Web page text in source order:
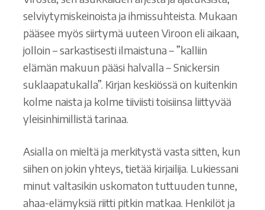
selviytymiskeinoista ja ihmissuhteista. Mukaan
pääsee myös siirtymä uuteen Viroon eli aikaan,
jolloin – sarkastisesti ilmaistuna – ”kalliin
elämän makuun pääsi halvalla – Snickersin
suklaapatukalla”. Kirjan keskiössä on kuitenkin
kolme naista ja kolme tiiviisti toisiinsa liittyvää
yleisinhimillistä tarinaa.
Asialla on mieltä ja merkitystä vasta sitten, kun
siihen on jokin yhteys, tietää kirjailija. Lukiessani
minut valtasikin uskomaton tuttuuden tunne,
ahaa-elämyksiä riitti pitkin matkaa. Henkilöt ja